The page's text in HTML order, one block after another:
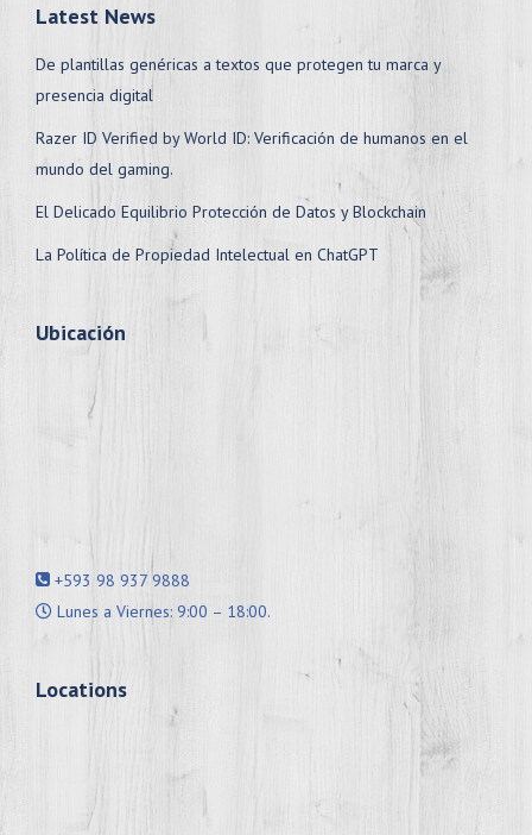
Latest News
De plantillas genéricas a textos que protegen tu marca y
presencia digital
Razer ID Verified by World ID: Verificación de humanos en el
mundo del gaming.
El Delicado Equilibrio Protección de Datos y Blockchain
La Política de Propiedad Intelectual en ChatGPT
Ubicación
+593 98 937 9888
Lunes a Viernes: 9:00 – 18:00.
Locations